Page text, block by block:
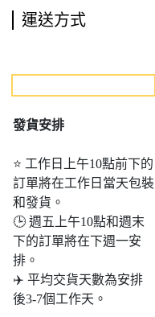
運送方式
發貨安排
⭐ 工作日上午10點前下的
訂單將在工作日當天包裝
和發貨。
🕒 週五上午10點和週末​​
下的訂單將在下週一安
排。
✈️ 平均交貨天數為安排
後3-7個工作天。